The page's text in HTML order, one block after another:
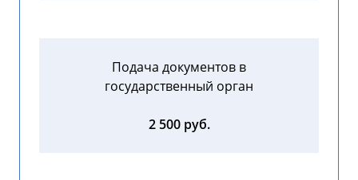
Подача документов в
государственный орган
2 500 руб.